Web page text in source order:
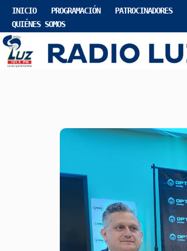
INICIO PROGRAMACIÓN PATROCINADORES
QUIÉNES SOMOS